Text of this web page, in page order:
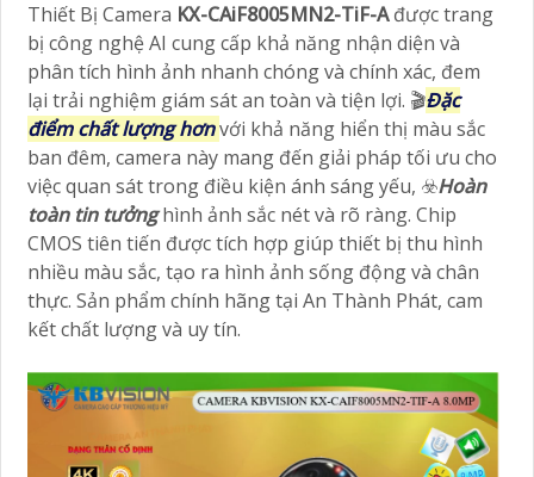
Thiết Bị Camera KX-CAiF8005MN2-TiF-Ađược trang
bị công nghệ AI cung cấp khả năng nhận diện và
phân tích hình ảnh nhanh chóng và chính xác, đem
lại trải nghiệm giám sát an toàn và tiện lợi. 🎬Đặc
điểm chất lượng hơnvới khả năng hiển thị màu sắc
ban đêm, camera này mang đến giải pháp tối ưu cho
việc quan sát trong điều kiện ánh sáng yếu, ☣️Hoàn
toàn tin tưởnghình ảnh sắc nét và rõ ràng. Chip
CMOS tiên tiến được tích hợp giúp thiết bị thu hình
nhiều màu sắc, tạo ra hình ảnh sống động và chân
thực. Sản phẩm chính hãng tại An Thành Phát, cam
kết chất lượng và uy tín.